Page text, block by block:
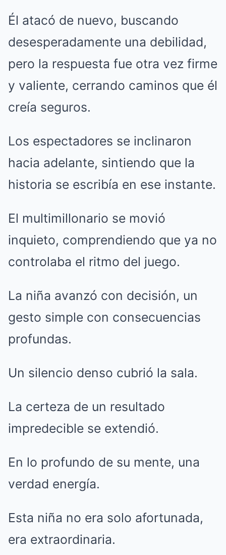
Él atacó de nuevo, buscando
desesperadamente una debilidad,
pero la respuesta fue otra vez firme
y valiente, cerrando caminos que él
creía seguros.
Los espectadores se inclinaron
hacia adelante, sintiendo que la
historia se escribía en ese instante.
El multimillonario se movió
inquieto, comprendiendo que ya no
controlaba el ritmo del juego.
La niña avanzó con decisión, un
gesto simple con consecuencias
profundas.
Un silencio denso cubrió la sala.
La certeza de un resultado
impredecible se extendió.
En lo profundo de su mente, una
verdad energía.
Esta niña no era solo afortunada,
era extraordinaria.